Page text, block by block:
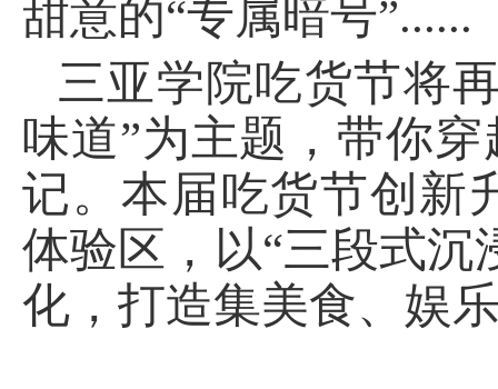
甜意的“专属暗号”......
三亚学院吃货节将
味道”为主题，带你
记。本届吃货节创新
体验区，以“三段式沉
化，打造集美食、娱